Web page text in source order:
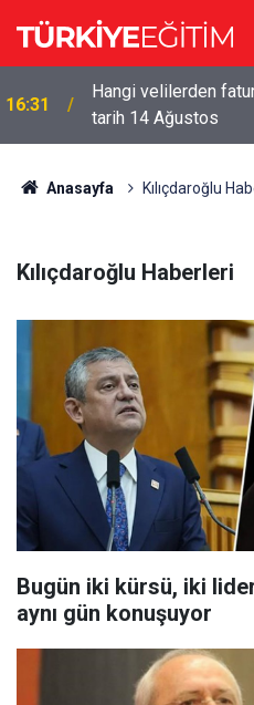
16:31
Hangi velilerden
tarih 14 Ağustos
Anasayfa Kılıçdaroğlu
Kılıçdaroğlu Haberleri
Bugün iki kürsü, iki
aynı gün konuşuyor